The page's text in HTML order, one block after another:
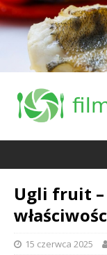
Ugli fruit
15 czerwca 2025